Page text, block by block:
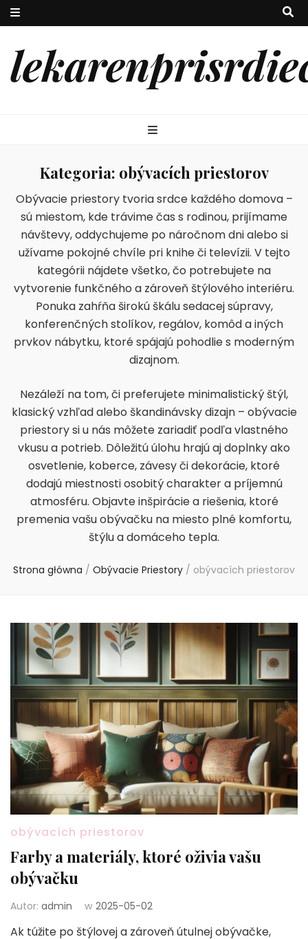
Kategoria: obývacích priestorov
Obývacie priestory tvoria srdce každého domova –
sú miestom, kde trávime čas s rodinou, prijímame
návštevy, oddychujeme po náročnom dni alebo si
užívame pokojné chvíle pri knihe či televízii. V tejto
kategórii nájdete všetko, čo potrebujete na
vytvorenie funkčného a zároveň štýlového interiéru.
Ponuka zahŕňa širokú škálu sedacej súpravy,
konferenčných stolíkov, regálov, komôd a iných
prvkov nábytku, ktoré spájajú pohodlie s moderným
dizajnom.
Nezáleží na tom, či preferujete minimalistický štýl,
klasický vzhľad alebo škandinávsky dizajn – obývacie
priestory si u nás môžete zariadiť podľa vlastného
vkusu a potrieb. Dôležitú úlohu hrajú aj doplnky ako
osvetlenie, koberce, závesy či dekorácie, ktoré
dodajú miestnosti osobitý charakter a príjemnú
atmosféru. Objavte inšpirácie a riešenia, ktoré
premenia vašu obývačku na miesto plné komfortu,
štýlu a domáceho tepla.
Strona główna / Obývacie Priestory / obývacích priestorov
obývacích priestorov
Farby a materiály, ktoré oživia vašu
obývačku
Autor: admin w 2025-05-02
Ak túžite po štýlovej a zároveň útulnej obývačke,